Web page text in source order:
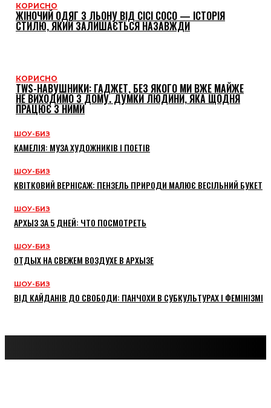
КОРИСНО
ЖІНОЧИЙ ОДЯГ З ЛЬОНУ ВІД CICI COCO — ІСТОРІЯ
СТИЛЮ, ЯКИЙ ЗАЛИШАЄТЬСЯ НАЗАВЖДИ
КОРИСНО
TWS-НАВУШНИКИ: ГАДЖЕТ, БЕЗ ЯКОГО МИ ВЖЕ МАЙЖЕ
НЕ ВИХОДИМО З ДОМУ. ДУМКИ ЛЮДИНИ, ЯКА ЩОДНЯ
ПРАЦЮЄ З НИМИ
ШОУ-БИЗ
КАМЕЛІЯ: МУЗА ХУДОЖНИКІВ І ПОЕТІВ
ШОУ-БИЗ
КВІТКОВИЙ ВЕРНІСАЖ: ПЕНЗЕЛЬ ПРИРОДИ МАЛЮЄ ВЕСІЛЬНИЙ БУКЕТ
ШОУ-БИЗ
АРХЫЗ ЗА 5 ДНЕЙ: ЧТО ПОСМОТРЕТЬ
ШОУ-БИЗ
ОТДЫХ НА СВЕЖЕМ ВОЗДУХЕ В АРХЫЗЕ
ШОУ-БИЗ
ВІД КАЙДАНІВ ДО СВОБОДИ: ПАНЧОХИ В СУБКУЛЬТУРАХ І ФЕМІНІЗМІ